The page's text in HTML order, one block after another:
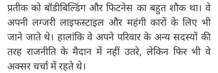
प्रतीक को बॉडीबिल्डिंग और फिटनेस का बहुत शौक था। वे
अपनी लग्जरी लाइफस्टाइल और महंगी कारों के लिए भी
जाने जाते थे। हालांकि वे अपने परिवार के अन्य सदस्यों की
तरह राजनीति के मैदान में नहीं उतरे, लेकिन फिर भी वे
अक्सर चर्चा में रहते थे।